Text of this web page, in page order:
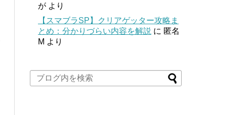
が より
【スマブラSP】クリアゲッター攻略ま
とめ：分かりづらい内容を解説 に 匿名
M より